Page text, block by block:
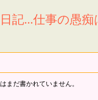
記...仕事の愚痴
まだ書かれていません。